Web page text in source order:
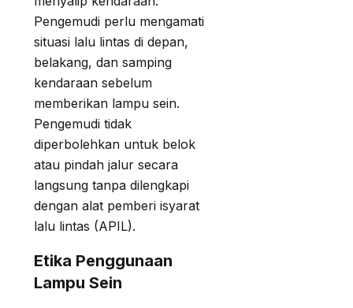
Pengemudi perlu mengamati
situasi lalu lintas di depan,
belakang, dan samping
kendaraan sebelum
memberikan lampu sein.
Pengemudi tidak
diperbolehkan untuk belok
atau pindah jalur secara
langsung tanpa dilengkapi
dengan alat pemberi isyarat
lalu lintas (APIL).
Etika Penggunaan
Lampu Sein